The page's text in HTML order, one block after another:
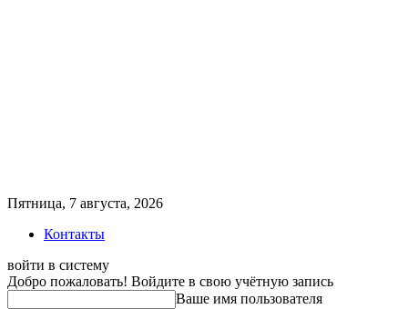
Пятница, 7 августа, 2026
Контакты
войти в систему
Добро пожаловать! Войдите в свою учётную запись
Ваше имя пользователя